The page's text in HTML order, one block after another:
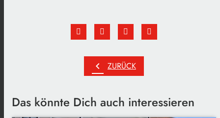
chevron_left ZURÜCK
Das könnte Dich auch interessieren